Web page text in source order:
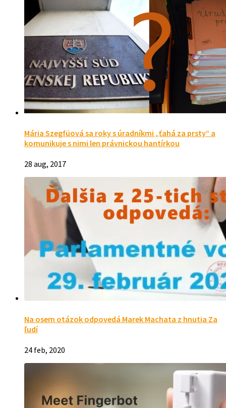
Mária Szegfüová sa roky s úradníkmi „ťahá za prsty“ a
komunikuje s nimi len právnickou hantírkou
28 aug, 2017
Na osem otázok odpovedá Marek Machata z hnutia Za
ľudí
24 feb, 2020